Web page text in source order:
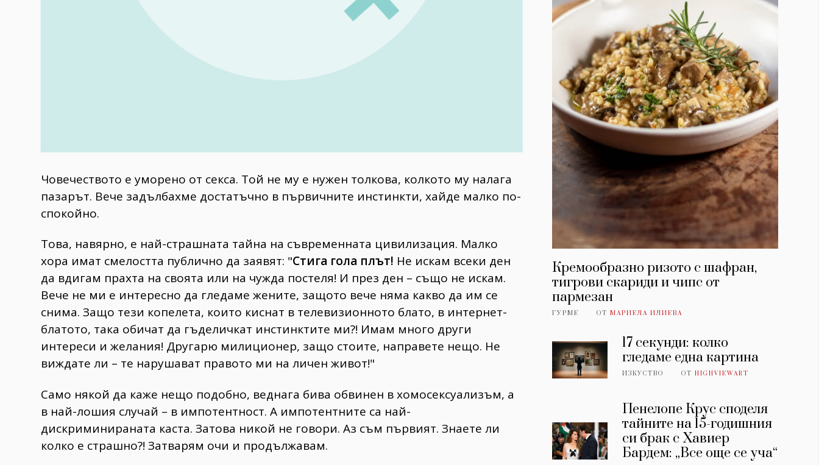
Човечеството е уморено от секса. Той не му е нужен толкова, колкото му налага
пазарът. Вече задълбахме достатъчно в първичните инстинкти, хайде малко по-
спокойно.
Това, навярно, е най-страшната тайна на съвременната цивилизация. Малко
хора имат смелостта публично да заявят: "Стига гола плът! Не искам всеки ден
да вдигам прахта на своята или на чужда постеля! И през ден – също не искам.
Вече не ми е интересно да гледаме жените, защото вече няма какво да им се
снима. Защо тези копелета, които киснат в телевизионното блато, в интернет-
блатото, така обичат да гъделичкат инстинктите ми?! Имам много други
интереси и желания! Другарю милиционер, защо стоите, направете нещо. Не
виждате ли – те нарушават правото ми на личен живот!"
Само някой да каже нещо подобно, веднага бива обвинен в хомосексуализъм, а
в най-лошия случай – в импотентност. А импотентните са най-
дискриминираната каста. Затова никой не говори. Аз съм първият. Знаете ли
колко е страшно?! Затварям очи и продължавам.
Кремообразно ризото с шафран,
тигрови скариди и чипс от
пармезан
ГУРМЕ ОТ МАРИЕЛА ИЛИЕВА
17 секунди: колко
гледаме една картина
ИЗКУСТВО ОТHIGHVIEWART
Пенелопе Крус споделя
тайните на 15-годишния
си брак с Хавиер
Бардем: „Все още се уча“